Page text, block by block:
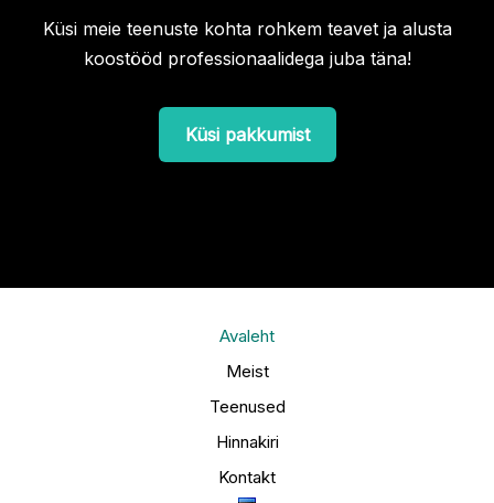
Küsi meie teenuste kohta rohkem teavet ja alusta
koostööd professionaalidega juba täna!
Küsi pakkumist
Avaleht
Meist
Teenused
Hinnakiri
Kontakt